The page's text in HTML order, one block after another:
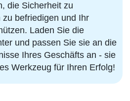
die Sicherheit zu
befriedigen und Ihr
Laden Sie die
und passen Sie sie an die
Ihres Geschäfts an - sie
Werkzeug für Ihren Erfolg!